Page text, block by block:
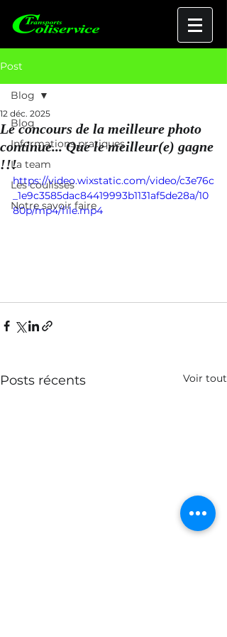
Post
Blog
Informations pratiques
La team
Les coulisses
Notre savoir faire
Blog
Le concours de la meilleure photo
continue... Que le meilleur(e) gagne
!!!
12 déc. 2025
https://video.wixstatic.com/video/c3e76c
_1e9c3585dac84419993b1131af5de28a/10
80p/mp4/file.mp4
Posts récents Voir tout